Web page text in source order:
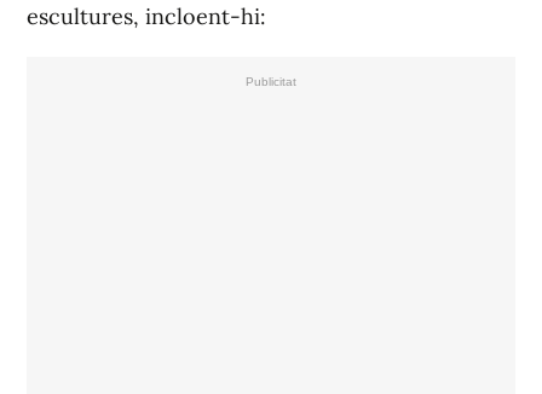
escultures, incloent-hi: